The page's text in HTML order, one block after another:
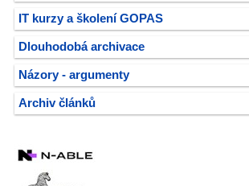
IT kurzy a školení GOPAS
Dlouhodobá archivace
Názory - argumenty
Archiv článků